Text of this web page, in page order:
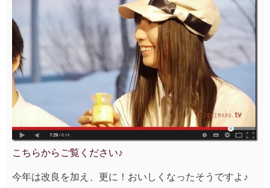
こちらからご覧ください♪
今年は改良を加え、更に！おいしくなったそうですよ♪